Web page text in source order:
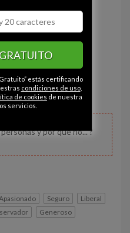
y por que no... ?
Seguro
Liberal
Generoso
estás certificando
condiciones de uso,
de cookies de nuestra
servicios.